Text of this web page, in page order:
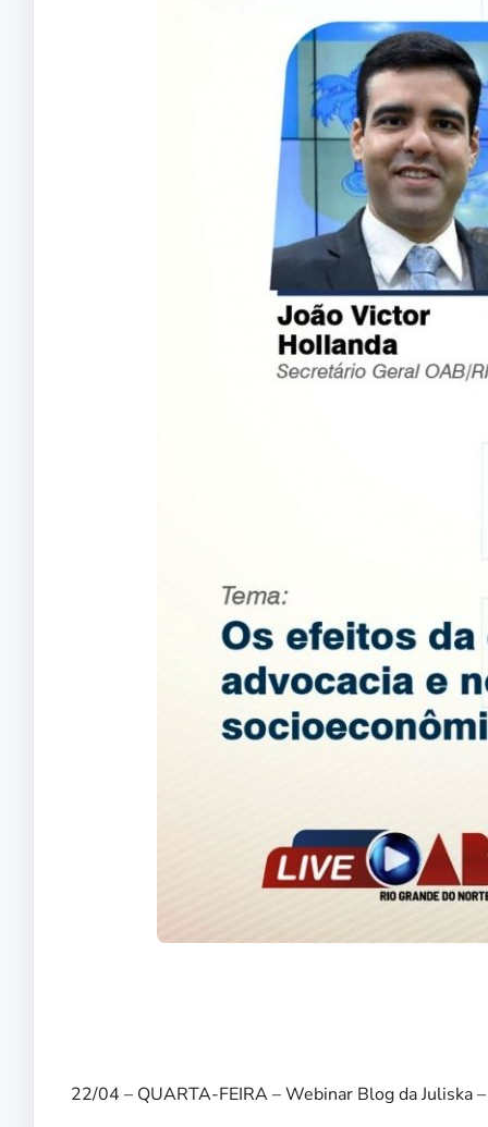
22/04 – QUARTA-FEIRA – Webinar Blog da Juliska